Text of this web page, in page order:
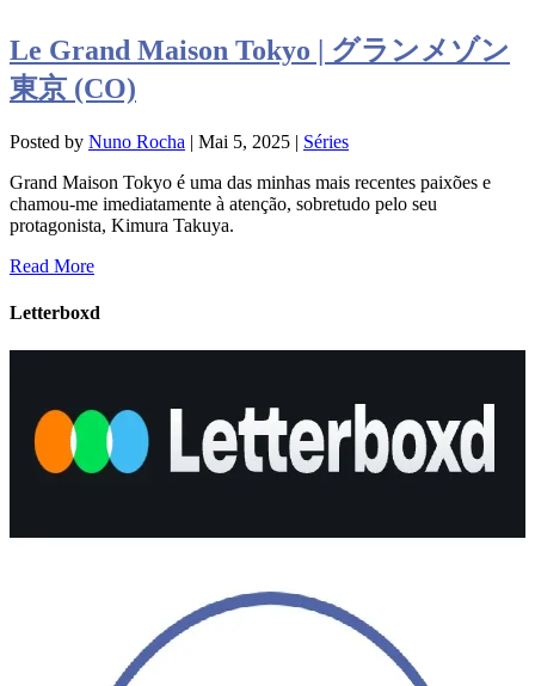
Le Grand Maison Tokyo | グランメゾン
東京 (CO)
Posted by Nuno Rocha | Mai 5, 2025 | Séries
Grand Maison Tokyo é uma das minhas mais recentes paixões e
chamou-me imediatamente à atenção, sobretudo pelo seu
protagonista, Kimura Takuya.
Read More
Letterboxd